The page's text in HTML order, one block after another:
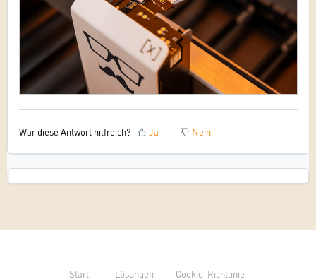
War diese Antwort hilfreich? Ja Nein
Start Lösungen Cookie-Richtlinie